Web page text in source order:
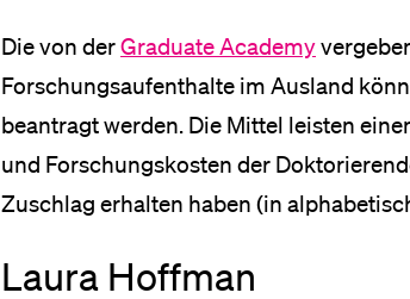
Die von derGraduate Academy
Forschungsaufenthalte im Ausland
beantragt werden. Die Mittel leisten
und Forschungskosten der
Zuschlag erhalten haben (in
Laura Hoffman